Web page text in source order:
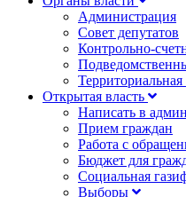
Администрация
Совет депутатов
Контрольно-
Открытая власть
Написать в
Прием граждан
Работа с
Бюджет для
Социальная
Выборы